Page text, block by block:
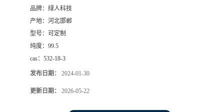
品牌： 绿人科技
产地： 河北邯郸
型号：
可定制
纯度： 99.5
cas： 532-18-3
发布日期： 2024-01-30
更新日期： 2026-05-22